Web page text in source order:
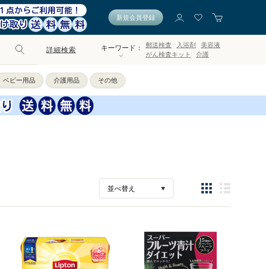
新規会員登録
詳細検索 キーワード： 郵送検査 入浴剤
美容液
がん検査キット
介護
ベビー用品 介護用品 その他